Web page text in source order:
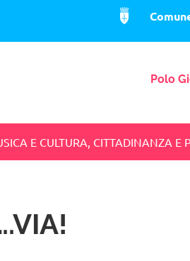
Polo
E CULTURA CITTADINANZA E